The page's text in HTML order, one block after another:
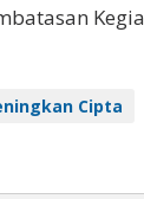
Cipta